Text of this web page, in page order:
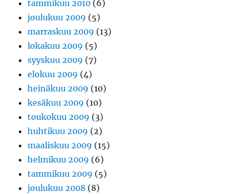
tammikuu 2010 (6)
joulukuu 2009 (5)
marraskuu 2009 (13)
lokakuu 2009 (5)
syyskuu 2009 (7)
elokuu 2009 (4)
heinäkuu 2009 (10)
kesäkuu 2009 (10)
toukokuu 2009 (3)
huhtikuu 2009 (2)
maaliskuu 2009 (15)
helmikuu 2009 (6)
tammikuu 2009 (5)
joulukuu 2008 (8)